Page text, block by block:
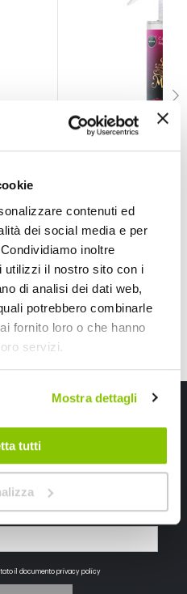
contenuti ed
dei social media e per
inoltre
utilizzi il nostro sito con i
di analisi dei dati web,
potrebbero combinarle
fornito loro o che hanno
servizi.
Mostra dettagli
tutti
- RICCIProfumi spray Dia
7,50 €
CONSEGNA IN 48H
Speedup
per il tuo primo acquisto online!
il documentoprivacy policy